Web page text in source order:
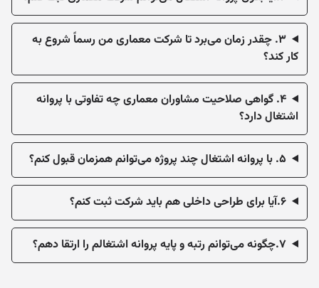
۳. چقدر زمان می‌برد تا شرکت معماری من رسماً شروع به
کار کند؟
۴. گواهی صلاحیت مشاوران معماری چه تفاوتی با پروانه
اشتغال دارد؟
۵. با پروانه اشتغال چند پروژه می‌توانم همزمان قبول کنم؟
۶.آیا برای طراحی داخلی هم باید شرکت ثبت کنم؟
۷.چگونه می‌توانم رتبه و پایه پروانه اشتغالم را ارتقا دهم؟